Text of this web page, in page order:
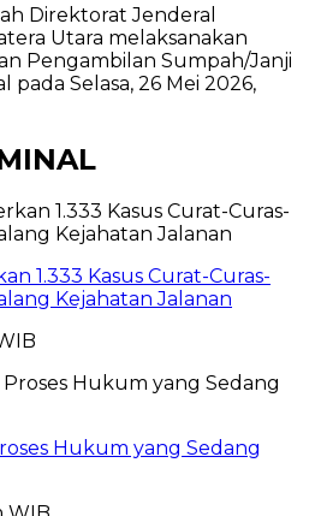
Direktorat Jenderal
Utara melaksanakan
Pengambilan Sumpah/Janji
pada Selasa, 26 Mei 2026,
1.333 Kasus Curat-Curas-
Kejahatan Jalanan
Hukum yang Sedang